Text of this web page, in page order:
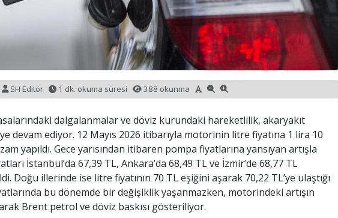
SH Editör 1 dk. okuma süresi 388 okunma
dalgalanmalar ve döviz kurundaki hareketlilik, akaryakıt
devam ediyor. 12 Mayıs 2026 itibarıyla motorinin litre fiyatına 1 lira 10
yapıldı. Gece yarısından itibaren pompa fiyatlarına yansıyan artışla
İstanbul’da 67,39 TL, Ankara’da 68,49 TL ve İzmir’de 68,77 TL
Doğu illerinde ise litre fiyatının 70 TL eşiğini aşarak 70,22 TL’ye ulaştığı
bu dönemde bir değişiklik yaşanmazken, motorindeki artışın
Brent petrol ve döviz baskısı gösteriliyor.